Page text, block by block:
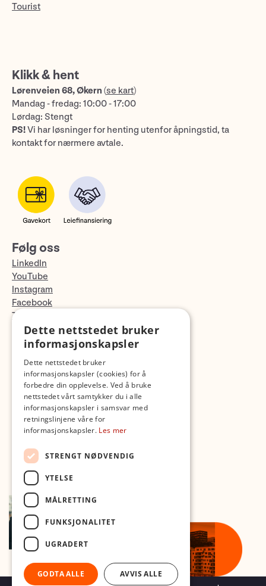
Tourist
Klikk & hent
Lørenveien 68, Økern (se kart)
Mandag - fredag: 10:00 - 17:00
Lørdag: Stengt
PS!Vi har løsninger for henting utenfor åpningstid, ta
kontakt for nærmere avtale.
Følg oss
LinkedIn
YouTube
Instagram
Facebook
TikTok
Fotopodden
Dette nettstedet bruker
informasjonskapsler
Dette nettstedet bruker
informasjonskapsler (cookies) for å
forbedre din opplevelse. Ved å bruke
nettstedet vårt samtykker du i alle
informasjonskapsler i samsvar med
retningslinjene våre for
informasjonskapsler. Les mer
STRENGT NØDVENDIG
YTELSE
MÅLRETTING
FUNKSJONALITET
UGRADERT
GODTA ALLE AVVIS ALLE